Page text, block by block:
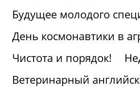
Будущее молодого
День космонавтики в
Чистота и порядок!
Ветеринарный